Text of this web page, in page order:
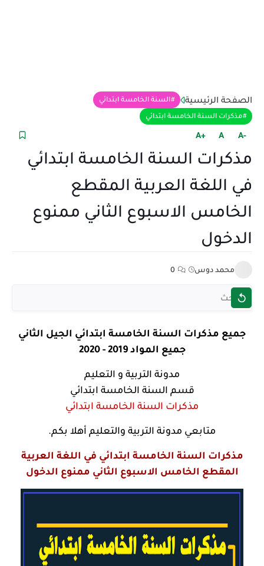
الصفحة الرئيسية السنة الخامسة ابتدائي
مذكرات السنة الخامسة ابتدائي
+A A -A
مذكرات السنة الخامسة ابتدائي
في اللغة العربية المقطع
الخامس الاسبوع الثاني ممنوع
الدخول
محمد دوس 0
جميع مذكرات السنة الخامسة ابتدائي الجيل الثاني
جميع المواد 2019 - 2020
مدونة التربية و التعليم
قسم السنة الخامسة ابتدائي
مذكرات السنة الخامسة ابتدائي
متابعي مدونة التربية والتعليم أهلا بكم.
مذكرات السنة الخامسة ابتدائي في اللغة العربية
المقطع الخامس الاسبوع الثاني ممنوع الدخول